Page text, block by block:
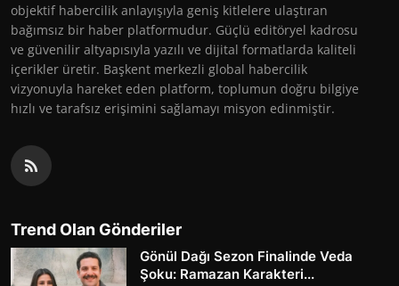
objektif habercilik anlayışıyla geniş kitlelere ulaştıran
bağımsız bir haber platformudur. Güçlü editöryel kadrosu
ve güvenilir altyapısıyla yazılı ve dijital formatlarda kaliteli
içerikler üretir. Başkent merkezli global habercilik
vizyonuyla hareket eden platform, toplumun doğru bilgiye
hızlı ve tarafsız erişimini sağlamayı misyon edinmiştir.
Trend Olan Gönderiler
Gönül Dağı Sezon Finalinde Veda
Şoku: Ramazan Karakteri...